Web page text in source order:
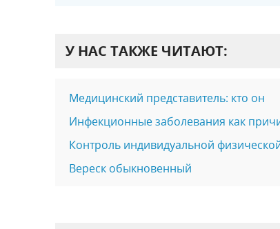
У НАС ТАКЖЕ ЧИТАЮТ:
Медицинский представитель: кто он
Инфекционные заболевания как
Контроль индивидуальной
Вереск обыкновенный